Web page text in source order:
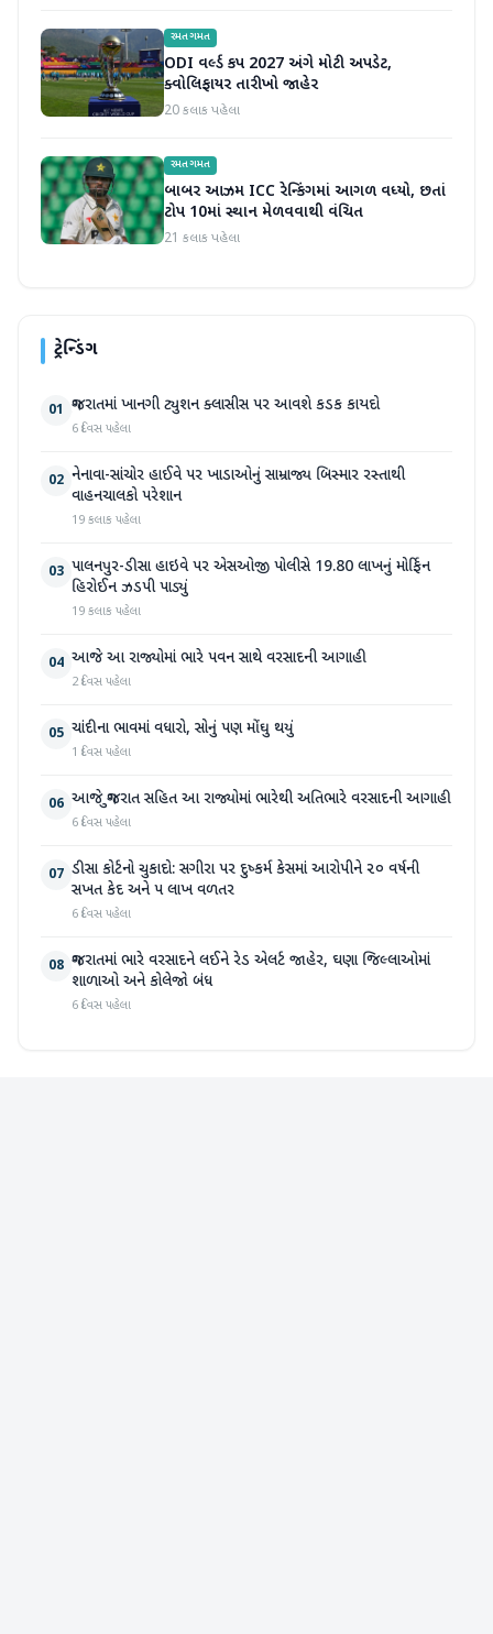
રમતગમત
ODI વર્લ્ડ કપ 2027 અંગે મોટી અપડેટ,
ક્વોલિફાયર તારીખો જાહેર
20 કલાક પહેલા
રમતગમત
બાબર આઝમ ICC રેન્કિંગમાં આગળ વધ્યો, છતાં
ટોપ 10માં સ્થાન મેળવવાથી વંચિત
21 કલાક પહેલા
ટ્રેન્ડિંગ
01 ગુજરાતમાં ખાનગી ટ્યુશન ક્લાસીસ પર આવશે કડક કાયદો
6 દિવસ પહેલા
02 નેનાવા-સાંચોર હાઈવે પર ખાડાઓનું સામ્રાજ્ય બિસ્માર રસ્તાથી
વાહનચાલકો પરેશાન
19 કલાક પહેલા
03 પાલનપુર-ડીસા હાઇવે પર એસઓજી પોલીસે 19.80 લાખનું મોર્ફિન
હિરોઈન ઝડપી પાડ્યું
19 કલાક પહેલા
04 આજે આ રાજ્યોમાં ભારે પવન સાથે વરસાદની આગાહી
2 દિવસ પહેલા
05 ચાંદીના ભાવમાં વધારો, સોનું પણ મોંઘુ થયું
1 દિવસ પહેલા
06 આજે ગુજરાત સહિત આ રાજ્યોમાં ભારેથી અતિભારે વરસાદની આગાહી
6 દિવસ પહેલા
07 ડીસા કોર્ટનો ચુકાદો: સગીરા પર દુષ્કર્મ કેસમાં આરોપીને ૨૦ વર્ષની
સખત કેદ અને ૫ લાખ વળતર
6 દિવસ પહેલા
08 ગુજરાતમાં ભારે વરસાદને લઈને રેડ એલર્ટ જાહેર, ઘણા જિલ્લાઓમાં
શાળાઓ અને કોલેજો બંધ
6 દિવસ પહેલા